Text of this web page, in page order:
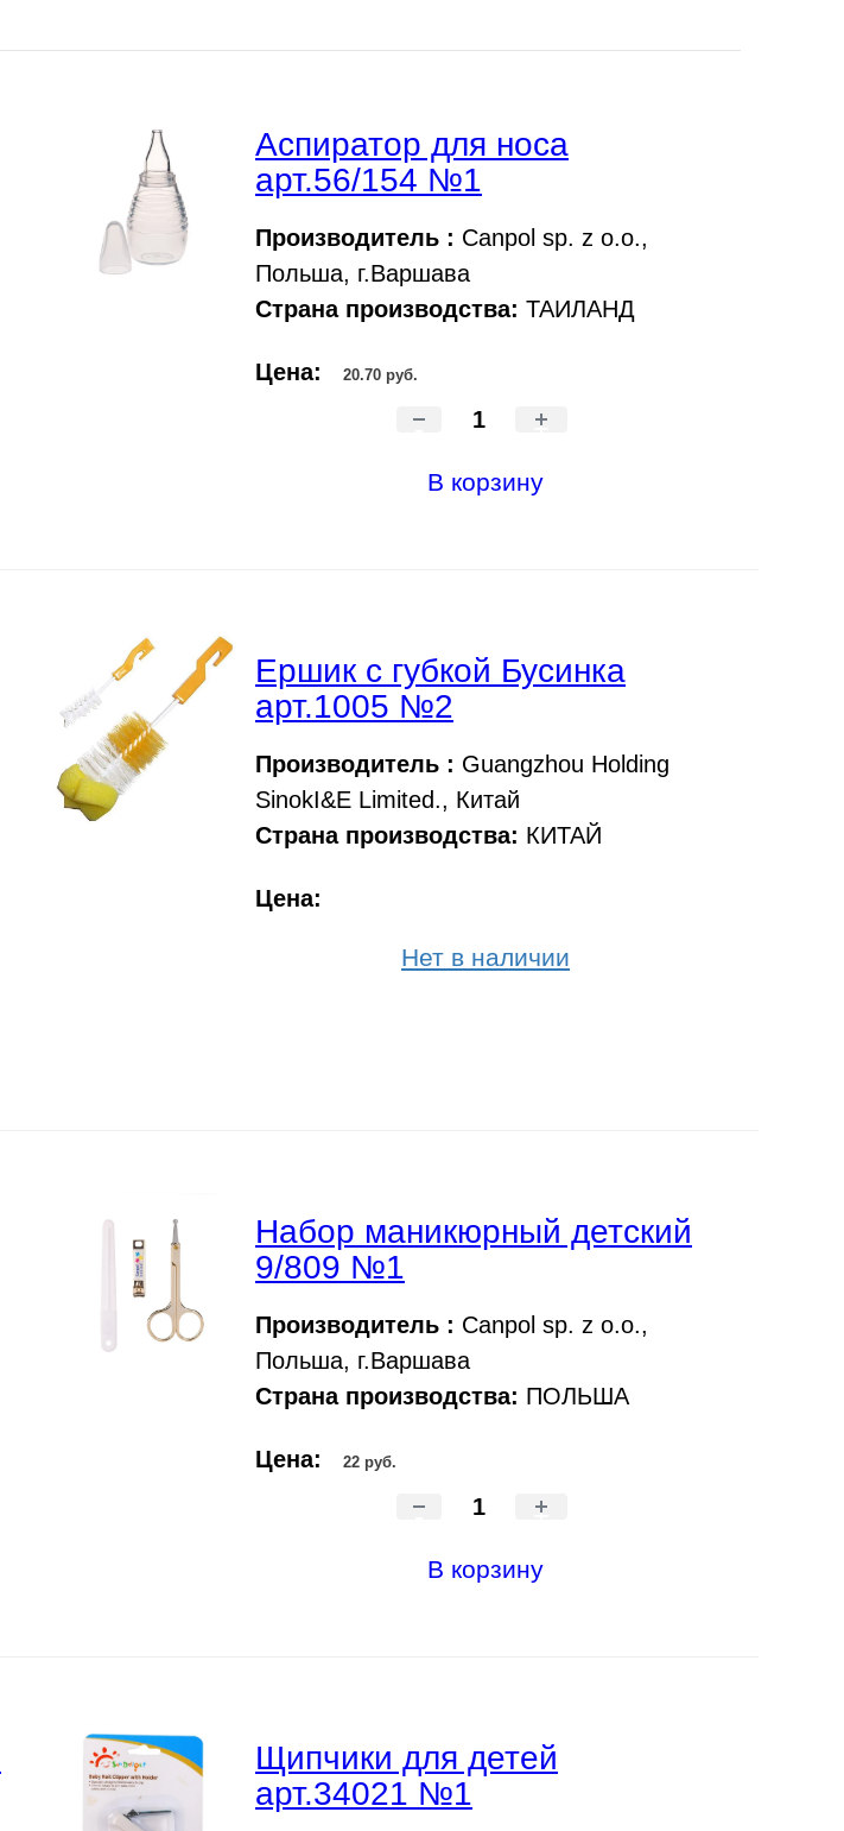
Аспиратор для носа
арт.56/154 №1
Производитель : Canpol sp. z o.o.,
Польша, г.Варшава
Страна производства: ТАИЛАНД
Цена: 20.70 руб.
- +
В корзину
Ершик с губкой Бусинка
арт.1005 №2
Производитель : Guangzhou Holding
SinokI&E Limited., Китай
Страна производства: КИТАЙ
Цена:
Нет в наличии
Набор маникюрный детский
9/809 №1
Производитель : Canpol sp. z o.o.,
Польша, г.Варшава
Страна производства: ПОЛЬША
Цена: 22 руб.
- +
В корзину
Щипчики для детей
арт.34021 №1